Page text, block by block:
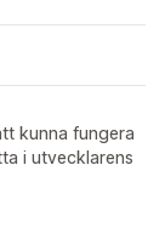
kunna fungera
i utvecklarens